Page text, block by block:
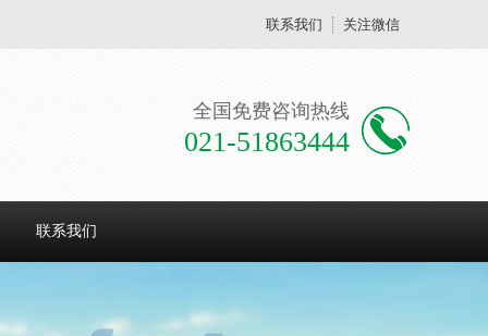
联系我们 关注微信
全国免费咨询热线
021-51863444
联系我们